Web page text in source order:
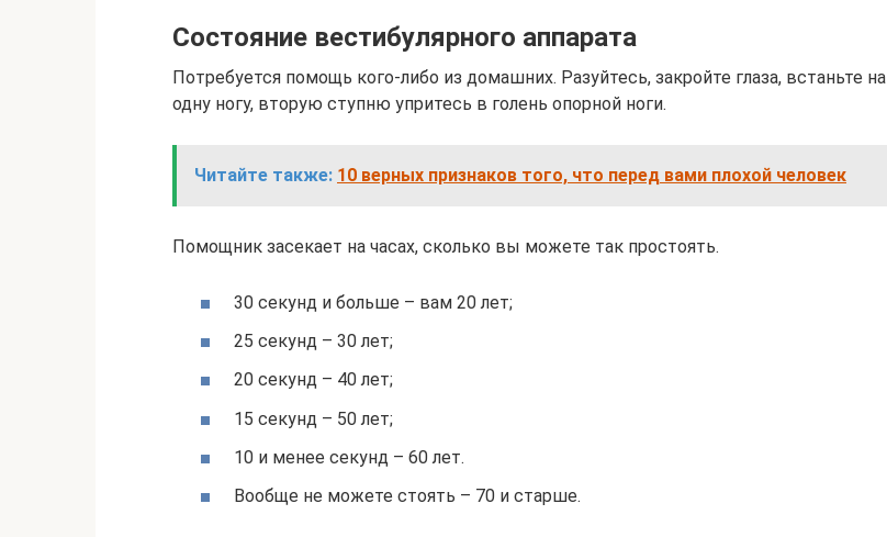
Состояние вестибулярного аппарата
Потребуется помощь кого-либо из домашних. Разуйтесь, закройте глаза, встаньте на
одну ногу, вторую ступню упритесь в голень опорной ноги.
Читайте также: 10 верных признаков того, что перед вами плохой человек
Помощник засекает на часах, сколько вы можете так простоять.
30 секунд и больше – вам 20 лет;
25 секунд – 30 лет;
20 секунд – 40 лет;
15 секунд – 50 лет;
10 и менее секунд – 60 лет.
Вообще не можете стоять – 70 и старше.